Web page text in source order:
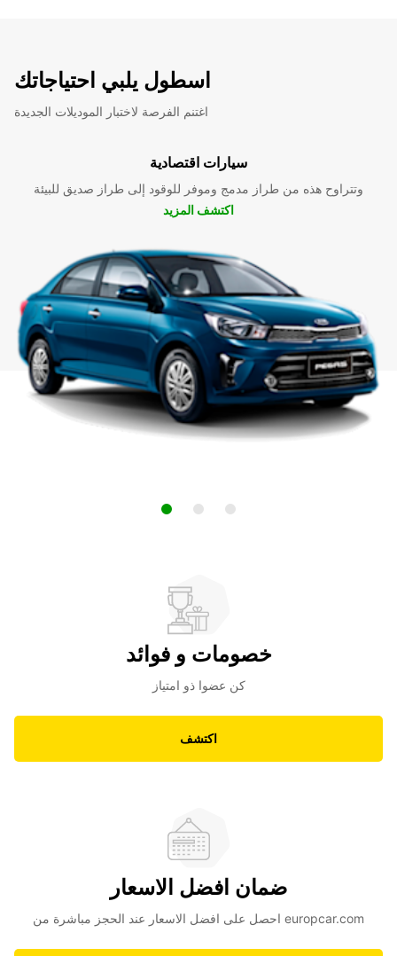
اسطول يلبي احتياجاتك
اغتنم الفرصة لاختبار الموديلات الجديدة
سيارات اقتصادية
وتتراوح هذه من طراز مدمج وموفر للوقود إلى طراز صديق للبيئة
اكتشف المزيد
خصومات و فوائد
كن عضوا ذو امتياز
اكتشف
ضمان افضل الاسعار
احصل على افضل الاسعار عند الحجز مباشرة من europcar.com